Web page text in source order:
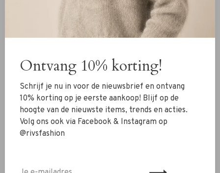
Ibana Eden Top black
Coster Copenhagen Lace
Top black
€39,95
Sorteren op:
Toon 1 - 4 van 4
Ontvang 10% korting!
Schrijf je nu in voor de nieuwsbrief en ontvang
10% korting op je eerste aankoop! Blijf op de
hoogte van de nieuwste items, trends en acties.
Volg ons ook via Facebook & Instagram op
@rivsfashion